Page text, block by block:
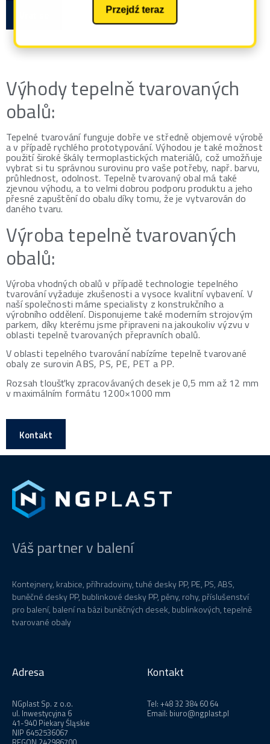
Výhody tepelně tvarovaných
obalů:
Tepelné tvarování funguje dobře ve středně objemové výrobě
a v případě rychlého prototypování. Výhodou je také možnost
použití široké škály termoplastických materiálů, což umožňuje
vybrat si tu správnou surovinu pro vaše potřeby, např. barvu,
průhlednost, odolnost. Tepelně tvarovaný obal má také
zjevnou výhodu, a to velmi dobrou podporu produktu a jeho
přesné zapuštění do obalu díky tomu, že je vytvarován do
daného tvaru.
Výroba tepelně tvarovaných
obalů:
Výroba vhodných obalů v případě technologie tepelného
tvarování vyžaduje zkušenosti a vysoce kvalitní vybavení. V
naší společnosti máme specialisty z konstrukčního a
výrobního oddělení. Disponujeme také moderním strojovým
parkem, díky kterému jsme připraveni na jakoukoliv výzvu v
oblasti tepelně tvarovaných přepravních obalů.
V oblasti tepelného tvarování nabízíme tepelně tvarované
obaly ze surovin ABS, PS, PE, PET a PP.
Rozsah tloušťky zpracovávaných desek je 0,5 mm až 12 mm
v maximálním formátu 1200×1000 mm
Kontakt
Váš partner v balení
Kontejnery, krabice, příhradoviny, tuhé desky PP, PE, PS, ABS,
buněčné desky PP, bublinkové desky PP, pěny, rohy, příslušenství
pro balení, balení na bázi buněčných desek, bublinkových, tepelně
tvarované obaly
Adresa
NGplast Sp. z o.o.
ul. Inwestycyjna 6
41-940 Piekary Śląskie
NIP 6452536067
Kontakt
Tel:+48 32 384 60 64
Email: biuro@ngplast.pl
Przejdź teraz